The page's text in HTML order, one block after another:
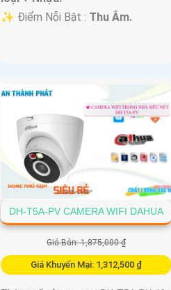
️✨ Điểm Nỗi Bật : Thu Âm.
DH-T5A-PV CAMERA WIFI DAHUA
Giá Bán: 1,875,000 ₫
Giá Khuyến Mại: 1,312,500 ₫